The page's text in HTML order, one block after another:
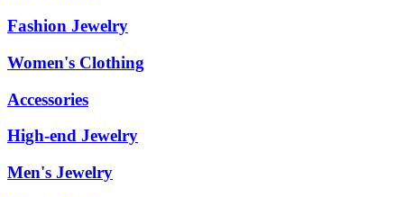
Fashion Jewelry
Women's Clothing
Accessories
High-end Jewelry
Men's Jewelry